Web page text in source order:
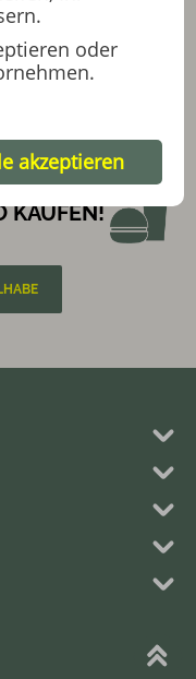
IMBISS
KAUFEN!
oder
akzeptieren